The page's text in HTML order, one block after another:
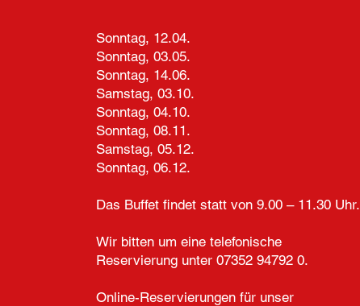
Sonntag, 12.04.
Sonntag, 03.05.
Sonntag, 14.06.
Samstag, 03.10.
Sonntag, 04.10.
Sonntag, 08.11.
Samstag, 05.12.
Sonntag, 06.12.
Das Buffet findet statt von 9.00 – 11.30 Uhr.
Wir bitten um eine telefonische
Reservierung unter 07352 94792 0.
Online-Reservierungen für unser